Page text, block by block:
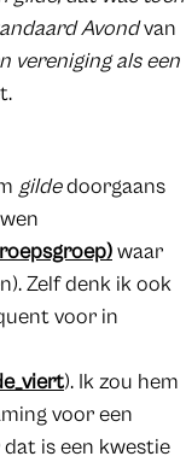
Avondvan
vereniging als een
gildedoorgaans
waar
Zelf denk ik ook
voor in
). Ik zou hem
voor een
is een kwestie